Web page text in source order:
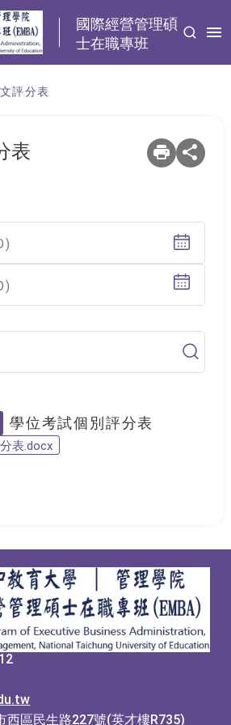
國際經營管理碩
士在職專班
評分表
表
學位考試個別評分表
表.docx
西區民生路227號(英才樓R735)